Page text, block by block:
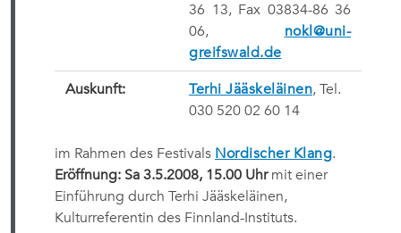
36 13, Fax 03834-86 36
06, nokl@uni-
greifswald.de
Auskunft: Terhi Jääskeläinen, Tel.
030 520 02 60 14
im Rahmen des Festivals Nordischer Klang.
Eröffnung: Sa 3.5.2008, 15.00 Uhr mit einer
Einführung durch Terhi Jääskeläinen,
Kulturreferentin des Finnland-Instituts.